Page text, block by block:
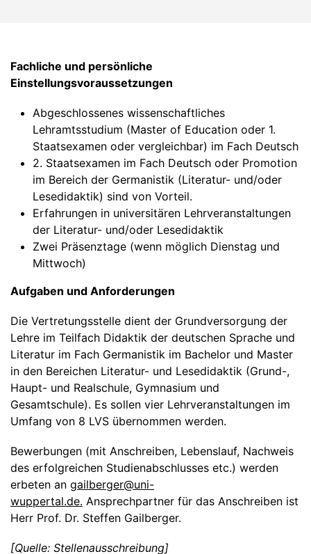
Fachliche und persönliche
Einstellungsvoraussetzungen
Abgeschlossenes wissenschaftliches
Lehramtsstudium (Master of Education oder 1.
Staatsexamen oder vergleichbar) im Fach Deutsch
2. Staatsexamen im Fach Deutsch oder Promotion
im Bereich der Germanistik (Literatur- und/oder
Lesedidaktik) sind von Vorteil.
Erfahrungen in universitären Lehrveranstaltungen
der Literatur- und/oder Lesedidaktik
Zwei Präsenztage (wenn möglich Dienstag und
Mittwoch)
Aufgaben und Anforderungen
Die Vertretungsstelle dient der Grundversorgung der
Lehre im Teilfach Didaktik der deutschen Sprache und
Literatur im Fach Germanistik im Bachelor und Master
in den Bereichen Literatur- und Lesedidaktik (Grund-,
Haupt- und Realschule, Gymnasium und
Gesamtschule). Es sollen vier Lehrveranstaltungen im
Umfang von 8 LVS übernommen werden.
Bewerbungen (mit Anschreiben, Lebenslauf, Nachweis
des erfolgreichen Studienabschlusses etc.) werden
erbeten an gailberger@uni-
wuppertal.de. Ansprechpartner für das Anschreiben ist
Herr Prof. Dr. Steffen Gailberger.
[Quelle: Stellenausschreibung]